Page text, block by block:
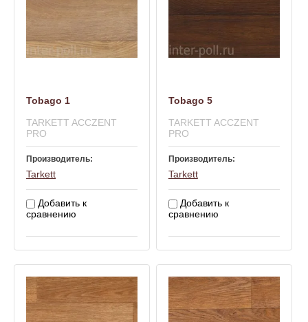
Tobago 1
TARKETT ACCZENT
PRO
Производитель:
Tarkett
Добавить к
сравнению
Tobago 5
TARKETT ACCZENT
PRO
Производитель:
Tarkett
Добавить к
сравнению